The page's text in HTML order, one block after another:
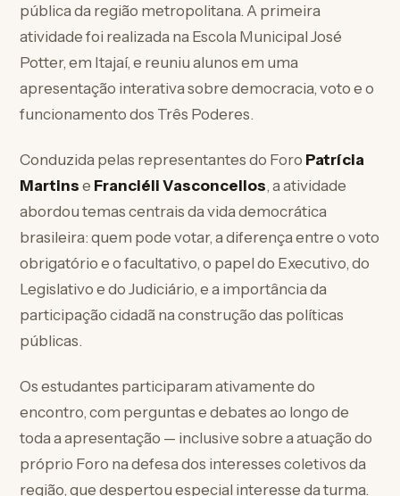
pública da região metropolitana. A primeira
atividade foi realizada na Escola Municipal José
Potter, em Itajaí, e reuniu alunos em uma
apresentação interativa sobre democracia, voto e o
funcionamento dos Três Poderes.
Conduzida pelas representantes do Foro Patrícia
Martins e Franciéli Vasconcellos, a atividade
abordou temas centrais da vida democrática
brasileira: quem pode votar, a diferença entre o voto
obrigatório e o facultativo, o papel do Executivo, do
Legislativo e do Judiciário, e a importância da
participação cidadã na construção das políticas
públicas.
Os estudantes participaram ativamente do
encontro, com perguntas e debates ao longo de
toda a apresentação — inclusive sobre a atuação do
próprio Foro na defesa dos interesses coletivos da
região, que despertou especial interesse da turma.